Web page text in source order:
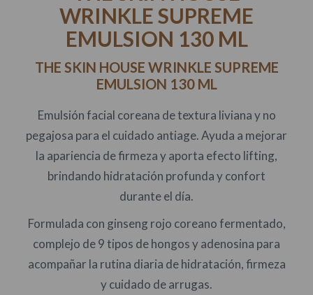
WRINKLE SUPREME
EMULSION 130 ML
THE SKIN HOUSE WRINKLE SUPREME
EMULSION 130 ML
Emulsión facial coreana de textura liviana y no
pegajosa para el cuidado antiage. Ayuda a mejorar
la apariencia de firmeza y aporta efecto lifting,
brindando hidratación profunda y confort
durante el día.
Formulada con ginseng rojo coreano fermentado,
complejo de 9 tipos de hongos y adenosina para
acompañar la rutina diaria de hidratación, firmeza
y cuidado de arrugas.